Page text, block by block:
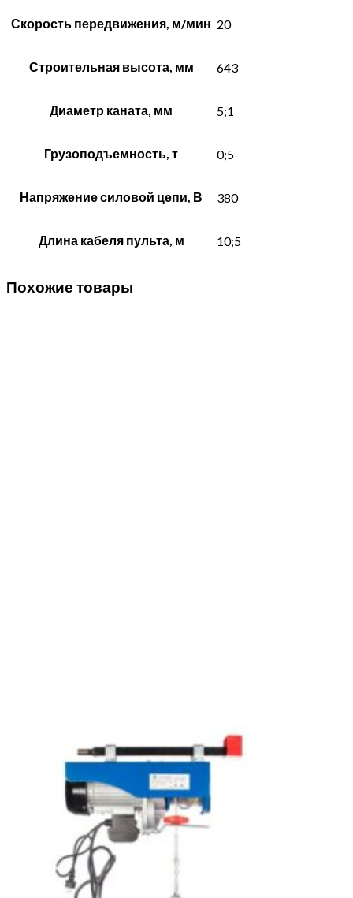
Скорость передвижения, м/мин 20
Строительная высота, мм 643
Диаметр каната, мм 5;1
Грузоподъемность, т 0;5
Напряжение силовой цепи, В 380
Длина кабеля пульта, м 10;5
Похожие товары